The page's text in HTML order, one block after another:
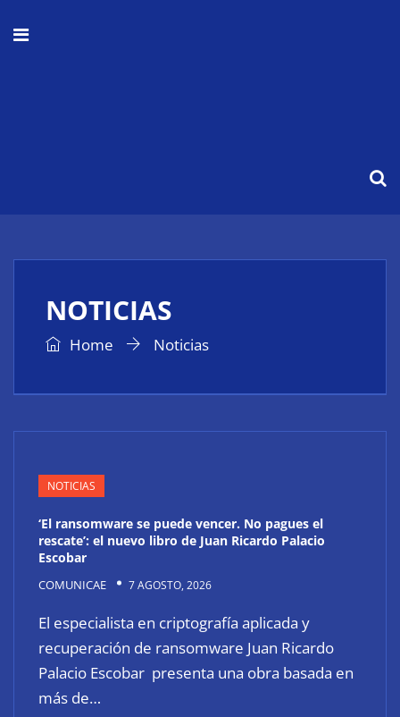
NOTICIAS
Home Noticias
NOTICIAS
‘El ransomware se puede vencer. No pagues el
rescate’: el nuevo libro de Juan Ricardo Palacio
Escobar
COMUNICAE 7 AGOSTO, 2026
El especialista en criptografía aplicada y
recuperación de ransomware Juan Ricardo
Palacio Escobar presenta una obra basada en
más de…